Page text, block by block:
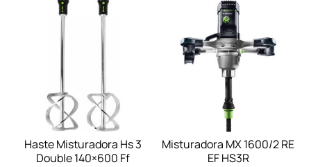
Haste Misturadora Hs 3
Double 140×600 Ff
Misturadora MX 1600/2 RE
EF HS3R